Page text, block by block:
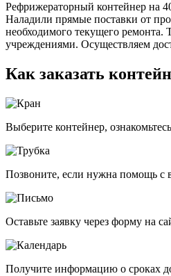
Рефрижераторный контейнер на
Наладили прямые поставки от
необходимого текущего
учреждениями. Осуществляем
Как заказать
Выберите контейнер,
Позвоните, если нужна помощь с
Оставьте заявку через форму на
Получите информацию о сроках